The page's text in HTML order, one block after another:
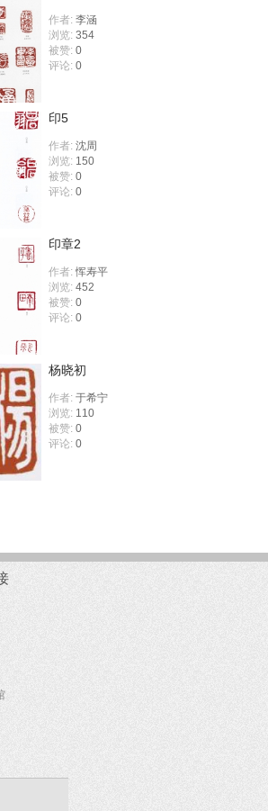
作者: 李涵
浏览: 354
被赞: 0
评论: 0
印5
作者: 沈周
浏览: 150
被赞: 0
评论: 0
印章2
作者: 恽寿平
浏览: 452
被赞: 0
评论: 0
杨晓初
作者: 于希宁
浏览: 110
被赞: 0
评论: 0